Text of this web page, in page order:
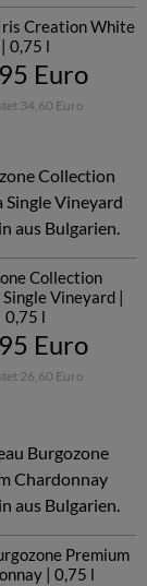
Creation White
| 0,75 l
Euro
34,60 Euro
Collection
Vineyard |
0,75 l
Euro
26,60 Euro
Premium
| 0,75 l